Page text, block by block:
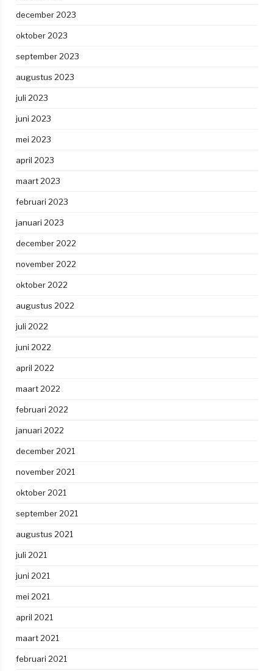
december 2023
oktober 2023
september 2023
augustus 2023
juli 2023
juni 2023
mei 2023
april 2023
maart 2023
februari 2023
januari 2023
december 2022
november 2022
oktober 2022
augustus 2022
juli 2022
juni 2022
april 2022
maart 2022
februari 2022
januari 2022
december 2021
november 2021
oktober 2021
september 2021
augustus 2021
juli 2021
juni 2021
mei 2021
april 2021
maart 2021
februari 2021